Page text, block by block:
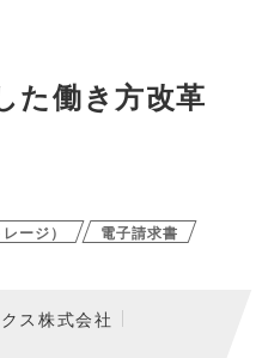
た働き方改革
ージ）
電子請求書
ス株式会社